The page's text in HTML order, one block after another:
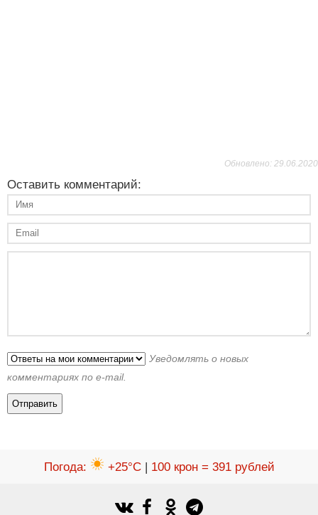
Обновлено: 29.06.2020
Оставить комментарий:
Уведомлять о новых
комментариях по e-mail.
Погода: +25°C| 100 крон = 391 рублей